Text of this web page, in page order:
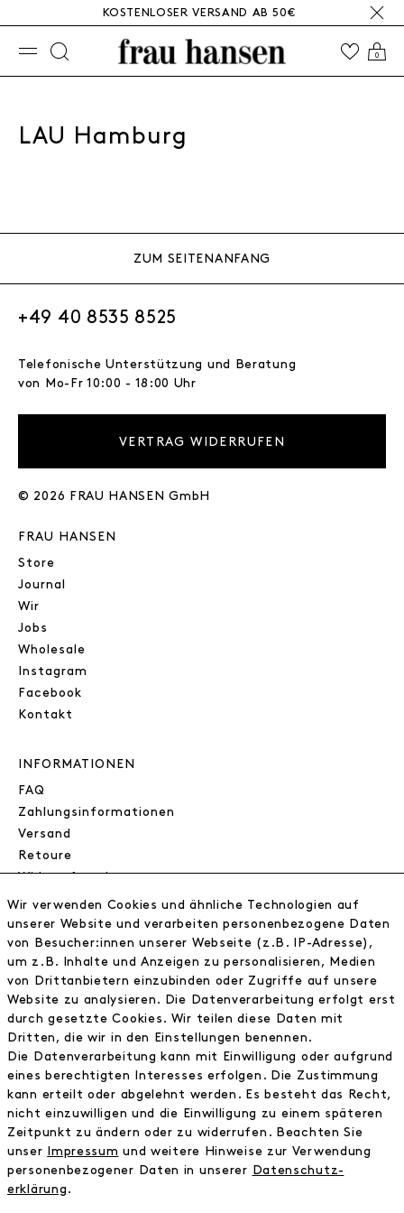
KOSTENLOSER VERSAND AB 50€
0
☰
LAU Hamburg
ZUM SEITENANFANG
+49 40 8535 8525
Telefonische Unterstützung und Beratung
von Mo-Fr 10:00 - 18:00 Uhr
VERTRAG WIDERRUFEN
© 2026 FRAU HANSEN GmbH
FRAU HANSEN
Store
Journal
Wir
Jobs
Wholesale
Instagram
Facebook
Kontakt
INFORMATIONEN
FAQ
Zahlungsinformationen
Versand
Retoure
Widerrufsrecht
Datenschutz
AGB
Impressum
NEWSLETTER
Erhalte exklusive Neuigkeiten!
Ich bestätige die Datenschutzbestimmung
* inkl. MwSt. zzgl. Versandkosten
Wir verwenden Cookies und ähnliche Technologien auf
unserer Website und verarbeiten personenbezogene Daten
von Besucher:innen unserer Webseite (z.B. IP-Adresse),
um z.B. Inhalte und Anzeigen zu personalisieren, Medien
von Drittanbietern einzubinden oder Zugriffe auf unsere
Website zu analysieren. Die Datenverarbeitung erfolgt erst
durch gesetzte Cookies. Wir teilen diese Daten mit
Dritten, die wir in den Einstellungen benennen.
Die Datenverarbeitung kann mit Einwilligung oder aufgrund
eines berechtigten Interesses erfolgen. Die Zustimmung
kann erteilt oder abgelehnt werden. Es besteht das Recht,
nicht einzuwilligen und die Einwilligung zu einem späteren
Zeitpunkt zu ändern oder zu widerrufen. Beachten Sie
unser
Impressum und weitere Hinweise zur Verwendung
personenbezogener Daten in unserer
Daten­schutz­
erklärung .